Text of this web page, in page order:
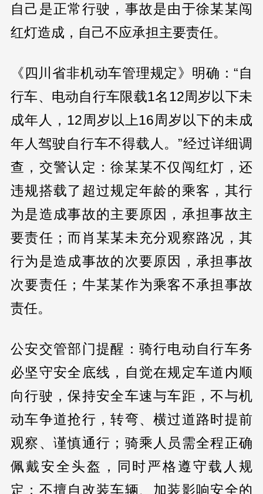
自己是正常行驶，事故是由于徐某某闯
红灯造成，自己不应承担主要责任。
《四川省非机动车管理规定》明确：“自
行车、电动自行车限载1名12周岁以下未
成年人，12周岁以上16周岁以下的未成
年人驾驶自行车不得载人。”经过详细调
查，交警认定：徐某某不仅闯红灯，还
违规搭载了超过规定年龄的乘客，其行
为是造成事故的主要原因，承担事故主
要责任；而肖某某未充分观察路况，其
行为是造成事故的次要原因，承担事故
次要责任；牛某某作为乘客不承担事故
责任。
公安交管部门提醒：骑行电动自行车务
必坚守安全底线，自觉在规定车道内顺
向行驶，保持安全车速与车距，不与机
动车争道抢行，转弯、横过道路时提前
观察、谨慎通行；骑乘人员需全程正确
佩戴安全头盔，同时严格遵守载人规
定；不擅自改装车辆、加装影响安全的